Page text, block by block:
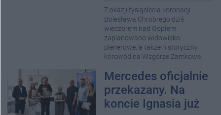
Z okazji tysiąclecia koronacji
Bolesława Chrobrego dziś
wieczorem nad Gopłem
zaplanowano widowisko
plenerowe, a także historyczny
korowód na Wzgórze Zamkowe.
Mercedes oficjalnie
przekazany. Na
koncie Ignasia już